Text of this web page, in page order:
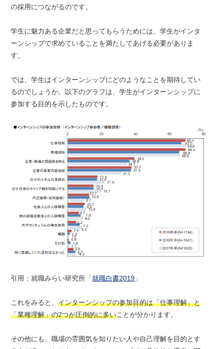
の採用につながるのです。
学生に魅力ある企業だと思ってもらうためには、学生がインタ
ーンシップで求めていることを満たしてあげる必要がありま
す。
では、学生はインターンシップにどのようなことを期待してい
るのでしょうか。以下のグラフは、学生がインターンシップに
参加する目的を示したものです。
引用：就職みらい研究所「就職白書2019 」
これをみると、インターンシップの参加目的は「仕事理解」と
「業種理解」の2つが圧倒的に多いことが分かります。
その他にも、職場の雰囲気を知りたい人や自己理解を目的とす